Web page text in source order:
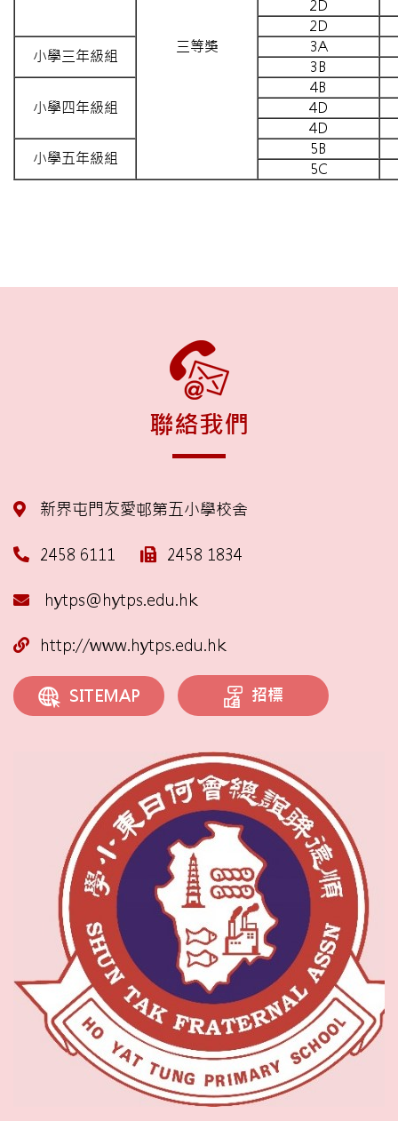
三等獎
2D
2D
小學三年級組
3A
3B
小學四年級組
4B
4D
4D
小學五年級組
5B
5C
聯絡我們
新界屯門友愛邨第五小學校舍
2458 6111 2458 1834
hytps@hytps.edu.hk
http://www.hytps.edu.hk
SITEMAP 招標